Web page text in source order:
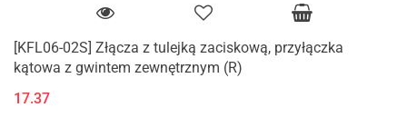
[KFL06-02S] Złącza z tulejką zaciskową, przyłączka
kątowa z gwintem zewnętrznym (R)
17.37